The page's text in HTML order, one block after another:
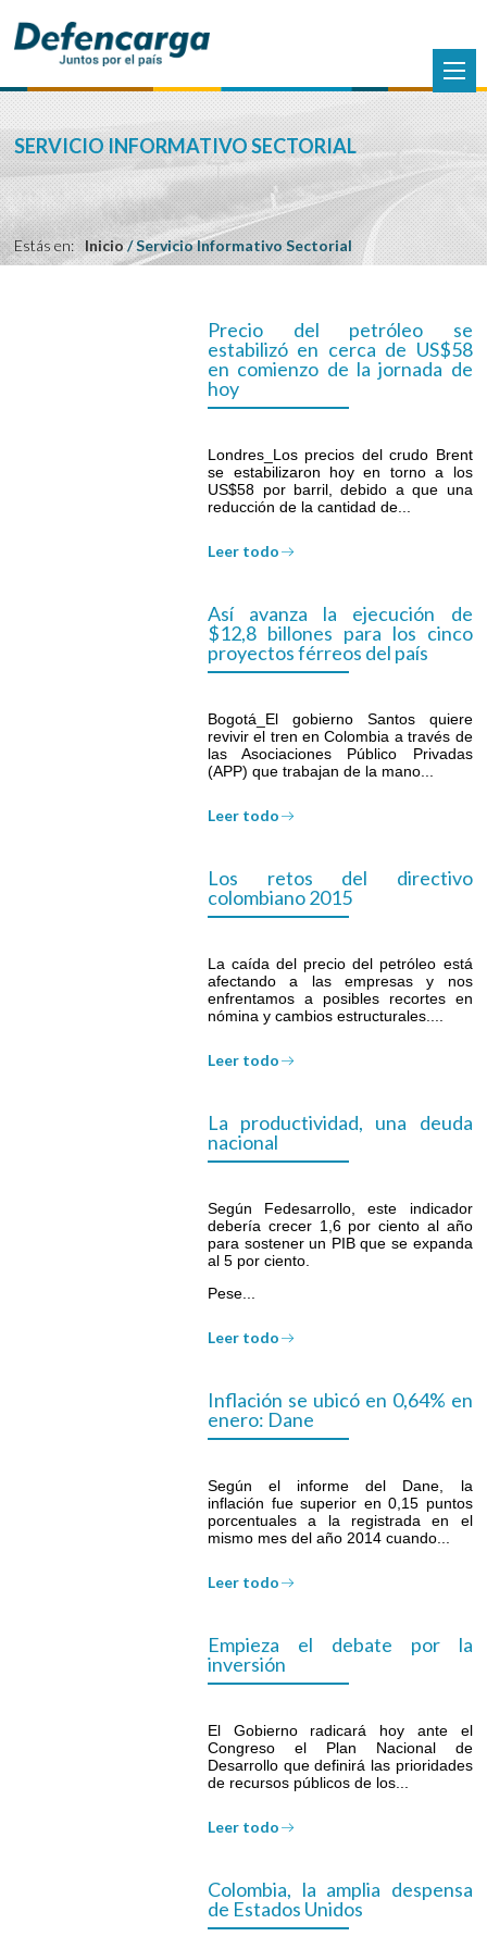
SERVICIO INFORMATIVO SECTORIAL
Estás en: Inicio/Servicio Informativo Sectorial
Precio del petróleo se
estabilizó en cerca de US$58
en comienzo de la jornada de
hoy
Londres_Los precios del crudo Brent
se estabilizaron hoy en torno a los
US$58 por barril, debido a que una
reducción de la cantidad de...
Leer todo
Así avanza la ejecución de
$12,8 billones para los cinco
proyectos férreos del país
Bogotá_El gobierno Santos quiere
revivir el tren en Colombia a través de
las Asociaciones Público Privadas
(APP) que trabajan de la mano...
Leer todo
Los retos del directivo
colombiano 2015
La caída del precio del petróleo está
afectando a las empresas y nos
enfrentamos a posibles recortes en
nómina y cambios estructurales....
Leer todo
La productividad, una deuda
nacional
Según Fedesarrollo, este indicador
debería crecer 1,6 por ciento al año
para sostener un PIB que se expanda
al 5 por ciento.
Pese...
Leer todo
Inflación se ubicó en 0,64% en
enero: Dane
Según el informe del Dane, la
inflación fue superior en 0,15 puntos
porcentuales a la registrada en el
mismo mes del año 2014 cuando...
Leer todo
Empieza el debate por la
inversión
El Gobierno radicará hoy ante el
Congreso el Plan Nacional de
Desarrollo que definirá las prioridades
de recursos públicos de los...
Leer todo
Colombia, la amplia despensa
de Estados Unidos